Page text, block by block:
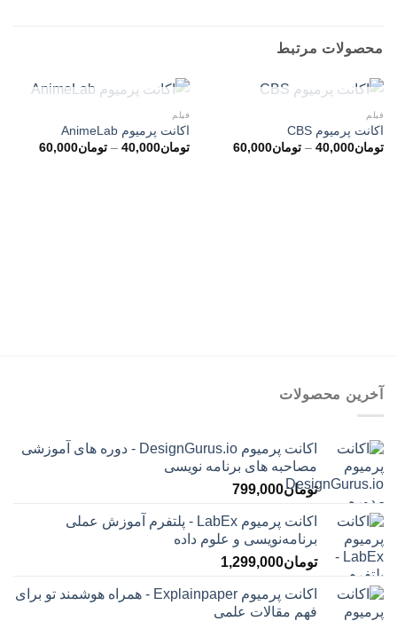
محصولات مرتبط
فیلم
اکانت پرمیوم CBS
تومان40,000
– تومان60,000محدوده
فیلم
اکانت پرمیوم AnimeLab
تومان40,000
– تومان60,000محدوده
آخرین محصولات
اکانت پرمیوم DesignGurus.io - دوره ‌های آموزشی
مصاحبه ‌های برنامه نویسی
تومان799,000
اکانت پرمیوم LabEx - پلتفرم آموزش عملی
برنامه‌نویسی و علوم داده
تومان1,299,000
اکانت پرمیوم Explainpaper - همراه هوشمند تو برای
فهم مقالات علمی